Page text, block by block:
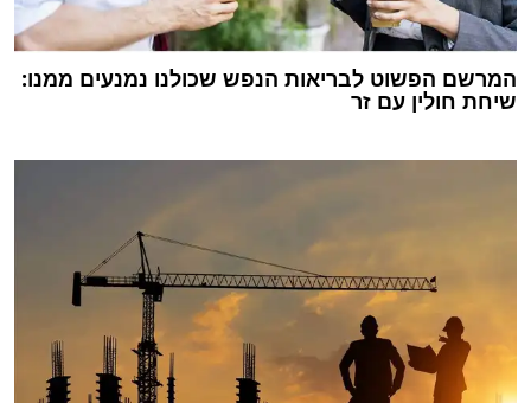
המרשם הפשוט לבריאות הנפש שכולנו נמנעים ממנו:
שיחת חולין עם זר